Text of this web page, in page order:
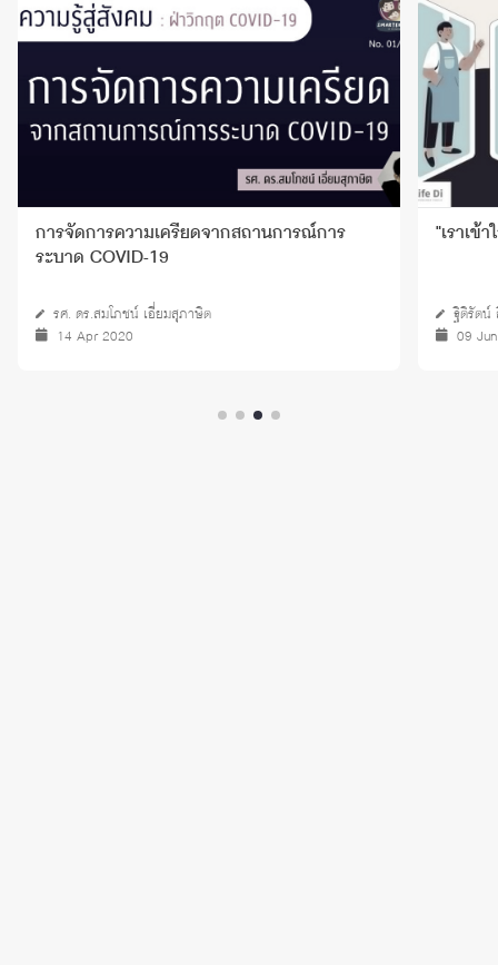
การจัดการความเครียดจากสถานการณ์การ
ระบาด COVID-19
รศ. ดร.สมโภชน์ เอี่ยมสุภาษิต
14 Apr 2020
"เราเข้
ฐิติรัตน์
09